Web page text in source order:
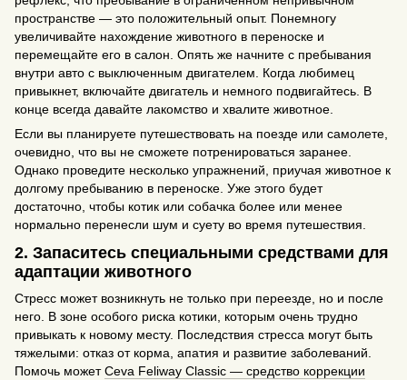
пространстве — это положительный опыт. Понемногу
увеличивайте нахождение животного в переноске и
перемещайте его в салон. Опять же начните с пребывания
внутри авто с выключенным двигателем. Когда любимец
привыкнет, включайте двигатель и немного подвигайтесь. В
конце всегда давайте лакомство и хвалите животное.
Если вы планируете путешествовать на поезде или самолете,
очевидно, что вы не сможете потренироваться заранее.
Однако проведите несколько упражнений, приучая животное к
долгому пребыванию в переноске. Уже этого будет
достаточно, чтобы котик или собачка более или менее
нормально перенесли шум и суету во время путешествия.
2. Запаситесь специальными средствами для
адаптации животного
Стресс может возникнуть не только при переезде, но и после
него. В зоне особого риска котики, которым очень трудно
привыкать к новому месту. Последствия стресса могут быть
тяжелыми: отказ от корма, апатия и развитие заболеваний.
Помочь можетCeva Feliway Classic — средство коррекции